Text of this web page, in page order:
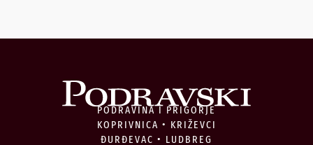
PODRAVINA I PRIGORJE
KOPRIVNICA • KRIŽEVCI
ĐURĐEVAC • LUDBREG